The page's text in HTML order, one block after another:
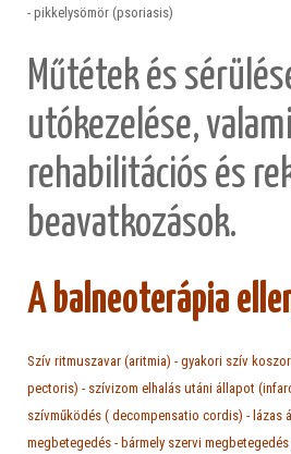
- pikkelysömör (psoriasis)
Műtétek és
utókezelése,
rehabilitációs és
beavatkozások.
A balneoterápia
Szív ritmuszavar (aritmia) - gyakori szív
pectoris) - szívizom elhalás utáni állapot
szívműködés ( decompensatio cordis) - lázas
megbetegedés - bármely szervi